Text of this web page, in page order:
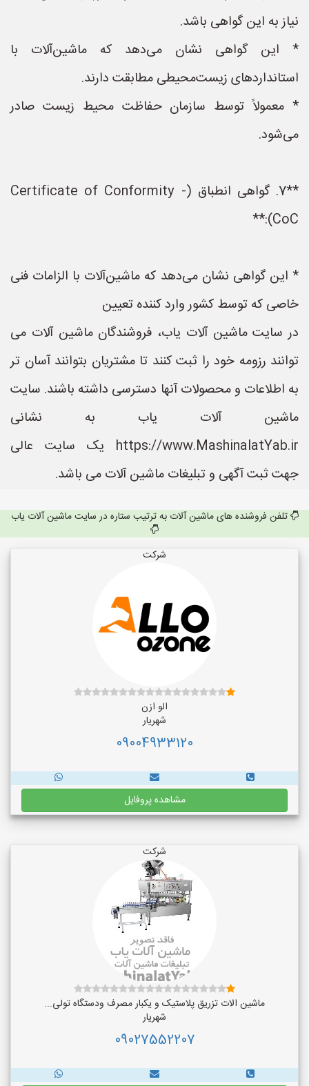
نیاز به این گواهی باشد.
* این گواهی نشان می‌دهد که ماشین‌آلات با
استانداردهای زیست‌محیطی مطابقت دارند.
* معمولاً توسط سازمان حفاظت محیط زیست صادر
می‌شود.
**7. گواهی انطباق (Certificate of Conformity -
CoC):**
* این گواهی نشان می‌دهد که ماشین‌آلات با الزامات فنی
خاصی که توسط کشور وارد کننده تعیین
در سایت ماشین آلات یاب، فروشندگان ماشین آلات می
توانند رزومه خود را ثبت کنند تا مشتریان بتوانند آسان تر
به اطلاعات و محصولات آنها دسترسی داشته باشند. سایت
ماشین آلات یاب به نشانی
https://www.MashinalatYab.ir یک سایت عالی
جهت ثبت آگهی و تبلیغات ماشین آلات می باشد.
تلفن فروشنده های ماشین آلات به ترتیب ستاره در سایت ماشین آلات یاب
شرکت
الو ازن
شهریار
09004933120
مشاهده پروفایل
شرکت
ماشین الات تزریق پلاستیک و یکبار مصرف ودستگاه تولی...
شهریار
09027552207